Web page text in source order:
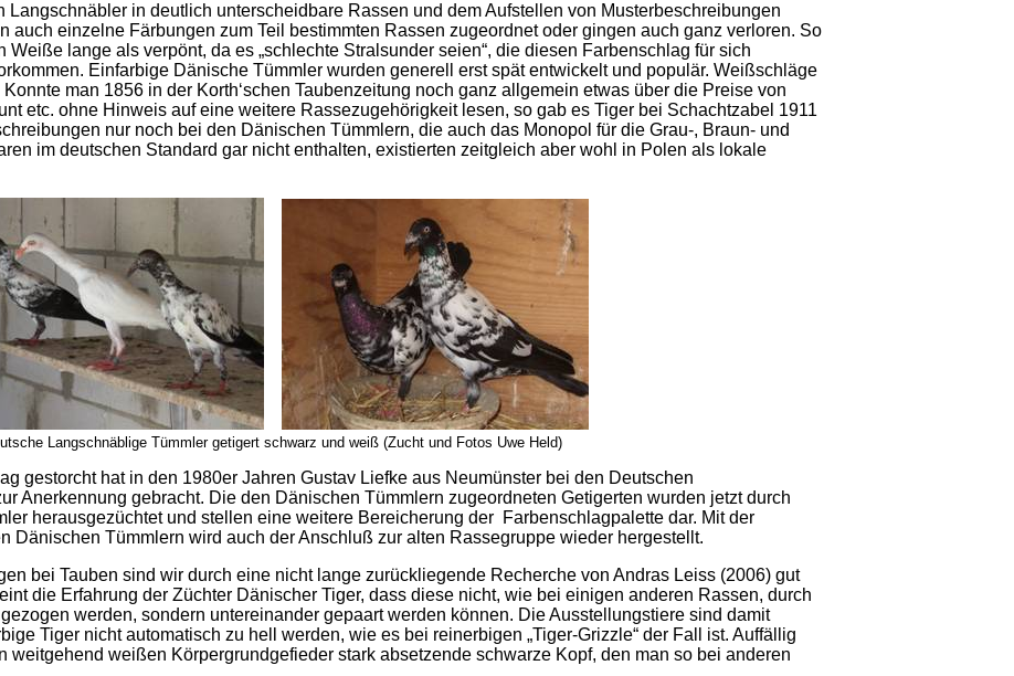
Langschnäbler in deutlich unterscheidbare Rassen und dem Aufstellen von Musterbeschreibungen
auch einzelne Färbungen zum Teil bestimmten Rassen zugeordnet oder gingen auch ganz verloren. So
lange als verpönt, da es „schlechte Stralsunder seien“, die diesen Farbenschlag für sich
Einfarbige Dänische Tümmler wurden generell erst spät entwickelt und populär. Weißschläge
man 1856 in der Korth‘schen Taubenzeitung noch ganz allgemein etwas über die Preise von
etc. ohne Hinweis auf eine weitere Rassezugehörigkeit lesen, so gab es Tiger bei Schachtzabel 1911
nur noch bei den Dänischen Tümmlern, die auch das Monopol für die Grau-, Braun- und
im deutschen Standard gar nicht enthalten, existierten zeitgleich aber wohl in Polen als lokale
Langschnäblige Tümmler getigert schwarz und weiß (Zucht und Fotos Uwe Held)
gestorcht hat in den 1980er Jahren Gustav Liefke aus Neumünster bei den Deutschen
Anerkennung gebracht. Die den Dänischen Tümmlern zugeordneten Getigerten wurden jetzt durch
herausgezüchtet und stellen eine weitere Bereicherung der Farbenschlagpalette dar. Mit der
Dänischen Tümmlern wird auch der Anschluß zur alten Rassegruppe wieder hergestellt.
bei Tauben sind wir durch eine nicht lange zurückliegende Recherche von Andras Leiss (2006) gut
die Erfahrung der Züchter Dänischer Tiger, dass diese nicht, wie bei einigen anderen Rassen, durch
werden, sondern untereinander gepaart werden können. Die Ausstellungstiere sind damit
Tiger nicht automatisch zu hell werden, wie es bei reinerbigen „Tiger-Grizzle“ der Fall ist. Auffällig
weitgehend weißen Körpergrundgefieder stark absetzende schwarze Kopf, den man so bei anderen